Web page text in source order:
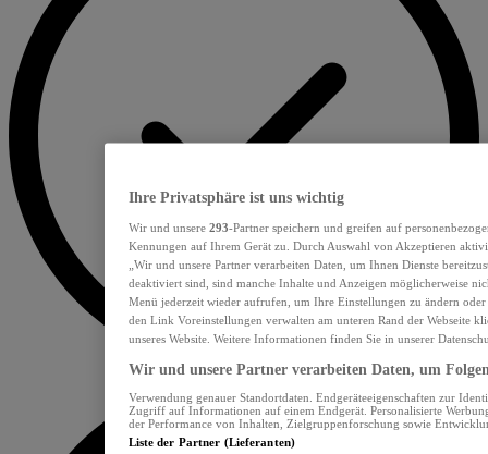
Ihre Privatsphäre ist uns wichtig
Wir und unsere 293-Partner speichern und greifen auf
Kennungen auf Ihrem Gerät zu. Durch Auswahl von Akzeptieren
„Wir und unsere Partner verarbeiten Daten, um Ihnen Dienste
deaktiviert sind, sind manche Inhalte und Anzeigen möglicherweise
Menü jederzeit wieder aufrufen, um Ihre Einstellungen zu ändern
den Link Voreinstellungen verwalten am unteren Rand der Webseite
unseres Website. Weitere Informationen finden Sie in unserer
Wir und unsere Partner verarbeiten Daten, um
Verwendung genauer Standortdaten. Endgeräteeigenschaften zur
Zugriff auf Informationen auf einem Endgerät. Personalisierte
der Performance von Inhalten, Zielgruppenforschung sowie
Liste der Partner (Lieferanten)